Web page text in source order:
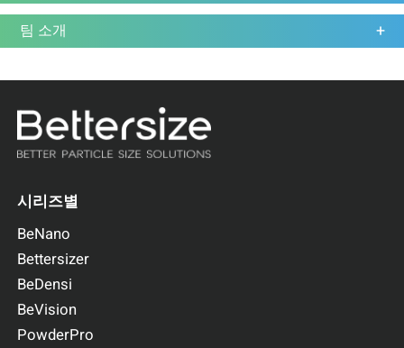
팀 소개
시리즈별
BeNano
Bettersizer
BeDensi
BeVision
PowderPro